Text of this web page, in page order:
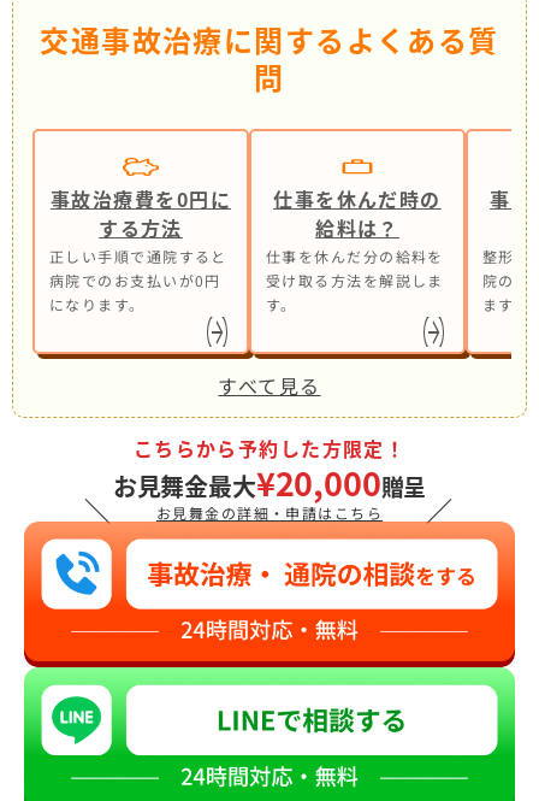
交通事故治療に関するよくある質
問
事故治療費を0円に
する方法
正しい手順で通院すると
病院でのお支払いが0円
になります。
仕事を休んだ時の
給料は？
仕事を休んだ分の給料を
受け取る方法を解説しま
す。
事故
整形外
院の併
ます。
すべて見る
＼
こちらから予約した方限定！
お見舞金最大¥20,000贈呈
お見舞金の詳細・申請はこちら ／